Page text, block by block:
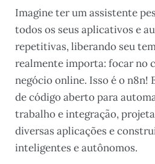
Imagine ter um assistente
todos os seus aplicativos e
repetitivas, liberando seu
realmente importa: focar no
negócio online. Isso é o n8n!
de código aberto para
trabalho e integração,
diversas aplicações e
inteligentes e autônomos.